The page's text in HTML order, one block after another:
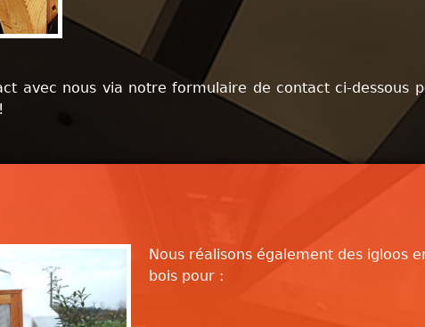
avec nous via notre formulaire de contact ci-
Nous réalisons également des igloos
bois pour :